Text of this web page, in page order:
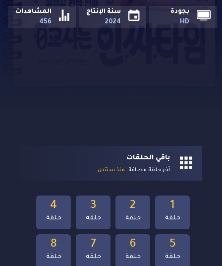
بجودة
HD
سنة الإنتاج
2024
المشاهدات
456
باقي الحلقات
آخر حلقة مضافة منذ سنتين
8
حلقة
7
حلقة
6
حلقة
5
حلقة
4
حلقة
3
حلقة
2
حلقة
1
حلقة